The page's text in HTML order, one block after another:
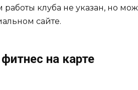
клуба не указан, но
сайте.
на карте